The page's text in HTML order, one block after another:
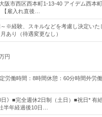
阪市西区西本町1-13-40 アイデム西本
雇入れ直後…
※経験、スキルなどを考慮し決定いた
あり（待遇変更なし）
円
労働時間：8時間休憩：60分時間外労働
日》■完全週休2日制（土日）■祝日* 有
半年経過後10日…